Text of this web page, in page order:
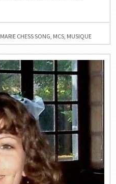
MARIE CHESS SONG MCS MUSIQUE